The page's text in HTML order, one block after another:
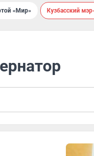
«Мир» Кузбасский